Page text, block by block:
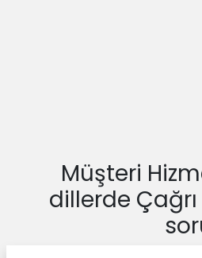
Müşteri
dillerde